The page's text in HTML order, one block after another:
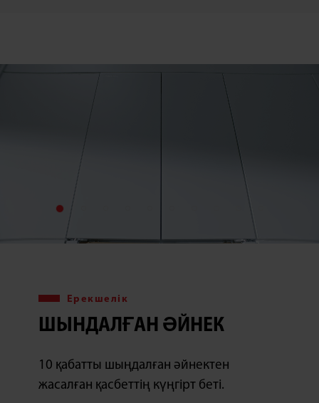
Ерекшелік
ШЫНДАЛҒАН ӘЙНЕК
10 қабатты шыңдалған әйнектен
жасалған қасбеттің күңгірт беті.